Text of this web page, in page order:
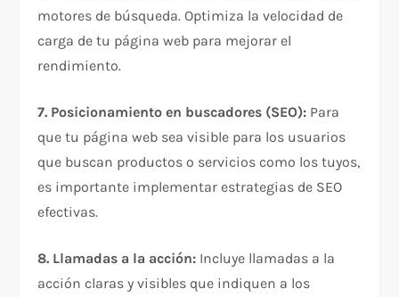
motores de búsqueda. Optimiza la velocidad de
carga de tu página web para mejorar el
rendimiento.
7. Posicionamiento en buscadores (SEO): Para
que tu página web sea visible para los usuarios
que buscan productos o servicios como los tuyos,
es importante implementar estrategias de SEO
efectivas.
8. Llamadas a la acción: Incluye llamadas a la
acción claras y visibles que indiquen a los